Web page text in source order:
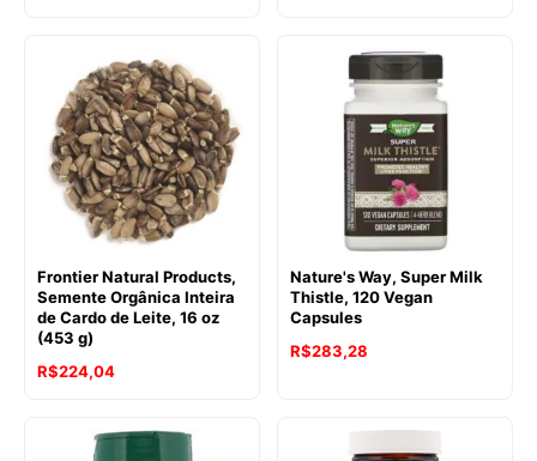
Frontier Natural Products,
Semente Orgânica Inteira
de Cardo de Leite, 16 oz
(453 g)
R$224,04
Nature's Way, Super Milk
Thistle, 120 Vegan
Capsules
R$283,28